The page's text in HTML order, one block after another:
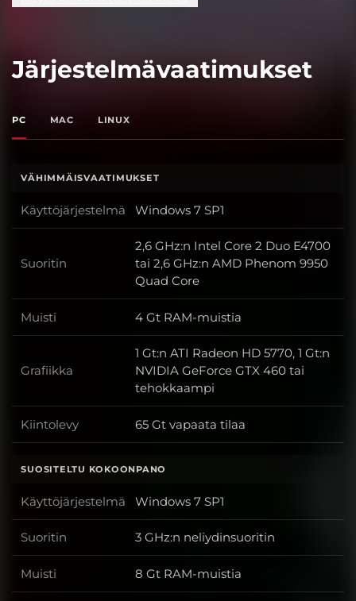
Järjestelmävaatimukset
PC MAC LINUX
VÄHIMMÄISVAATIMUKSET
Käyttöjärjestelmä Käyttöjärjestelmä
Windows 7 SP1
Suoritin Suoritin
2,6 GHz:n Intel Core 2 Duo E4700
tai 2,6 GHz:n AMD Phenom 9950
Quad Core
Muisti Muisti
4 Gt RAM-muistia
Grafiikka Grafiikka
1 Gt:n ATI Radeon HD 5770, 1 Gt:n
NVIDIA GeForce GTX 460 tai
tehokkaampi
Kiintolevy Kiintolevy
65 Gt vapaata tilaa
SUOSITELTU KOKOONPANO
Käyttöjärjestelmä Käyttöjärjestelmä
Windows 7 SP1
Suoritin Suoritin
3 GHz:n neliydinsuoritin
Muisti Muisti
8 Gt RAM-muistia